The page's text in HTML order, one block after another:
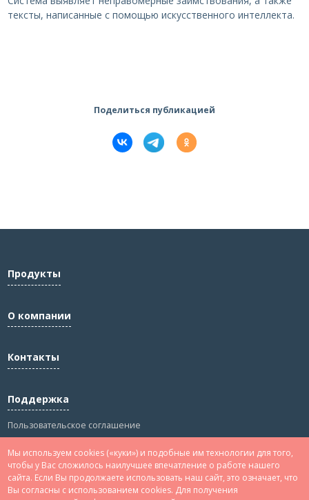
Мы используем cookies («куки») и подобные им технологии для того,
чтобы у Вас сложилось наилучшее впечатление о работе нашего
сайта. Если Вы продолжаете использовать наш сайт, это означает, что
Вы согласны с использованием cookies. Для получения
тексты, написанные с помощью искусственного интеллекта.
Поделиться публикацией
Продукты
О компании
Контакты
Поддержка
Пользовательское соглашение
Сведения